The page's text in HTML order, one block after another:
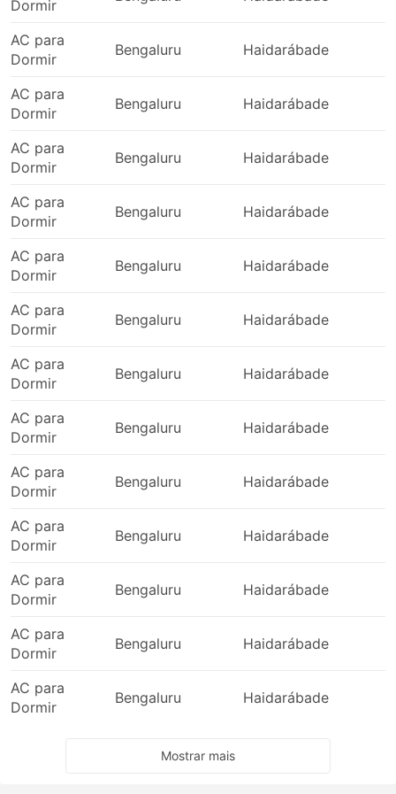
Sonipat - Pathankot
Ghaziabad - Mohali
Noida - Srinagar Jammu
Jalandhar - Srinagar Jammu
Panipat - Chandigarh
Ambala - Srinagar Jammu
Sonipat - Jammu e Caxemira
Ghaziabad - Katra Vaishno Devi
Phagwara - Jalandhar
Faridabad - Jalandhar
Ghaziabad - Ambala
Ghaziabad - Ganaur
Ambala - Delhi
Jalandhar - Delhi
Bhogpur - Jammu e Caxemira
Panipat - Katra Vaishno Devi
Chandigarh - Jammu e Caxemira
Jammu e Caxemira - Chandigarh
Pathankot - Srinagar Jammu
Sonipat - Jalandhar
Faridabad - Jammu e Caxemira
Phagwara - Jammu e Caxemira
Dormir
AC para
Dormir
Bengaluru Haidarábade
AC para
Dormir
Bengaluru Haidarábade
AC para
Dormir
Bengaluru Haidarábade
AC para
Dormir
Bengaluru Haidarábade
AC para
Dormir
Bengaluru Haidarábade
AC para
Dormir
Bengaluru Haidarábade
AC para
Dormir
Bengaluru Haidarábade
AC para
Dormir
Bengaluru Haidarábade
AC para
Dormir
Bengaluru Haidarábade
AC para
Dormir
Bengaluru Haidarábade
AC para
Dormir
Bengaluru Haidarábade
AC para
Dormir
Bengaluru Haidarábade
AC para
Dormir
Bengaluru Haidarábade
Mostrar mais